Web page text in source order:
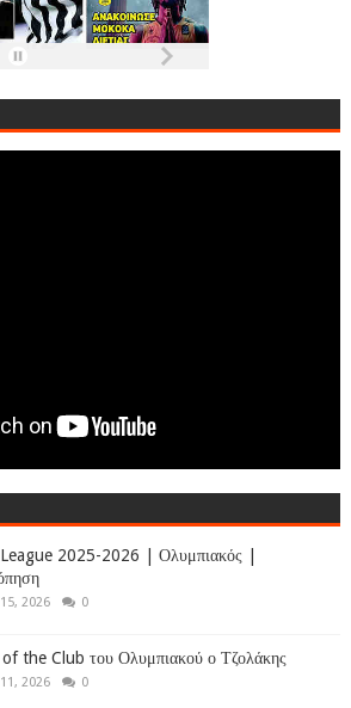
2025-2026 | Ολυμπιακός |
15, 2026 0
the Club του Ολυμπιακού ο Τζολάκης
11, 2026 0